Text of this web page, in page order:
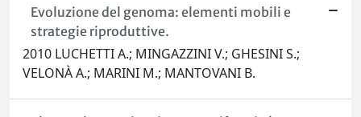
Evoluzione del genoma: elementi mobili e
strategie riproduttive.
2010 LUCHETTI A.; MINGAZZINI V.; GHESINI S.;
VELONÀ A.; MARINI M.; MANTOVANI B.